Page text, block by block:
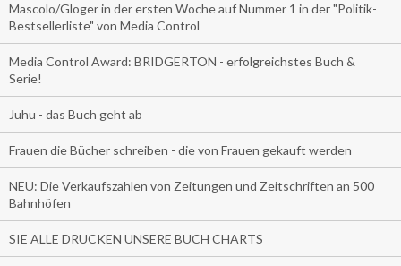
Mascolo/Gloger in der ersten Woche auf Nummer 1 in der "Politik-
Bestsellerliste" von Media Control
Media Control Award: BRIDGERTON - erfolgreichstes Buch &
Serie!
Juhu - das Buch geht ab
Frauen die Bücher schreiben - die von Frauen gekauft werden
NEU: Die Verkaufszahlen von Zeitungen und Zeitschriften an 500
Bahnhöfen
SIE ALLE DRUCKEN UNSERE BUCH CHARTS